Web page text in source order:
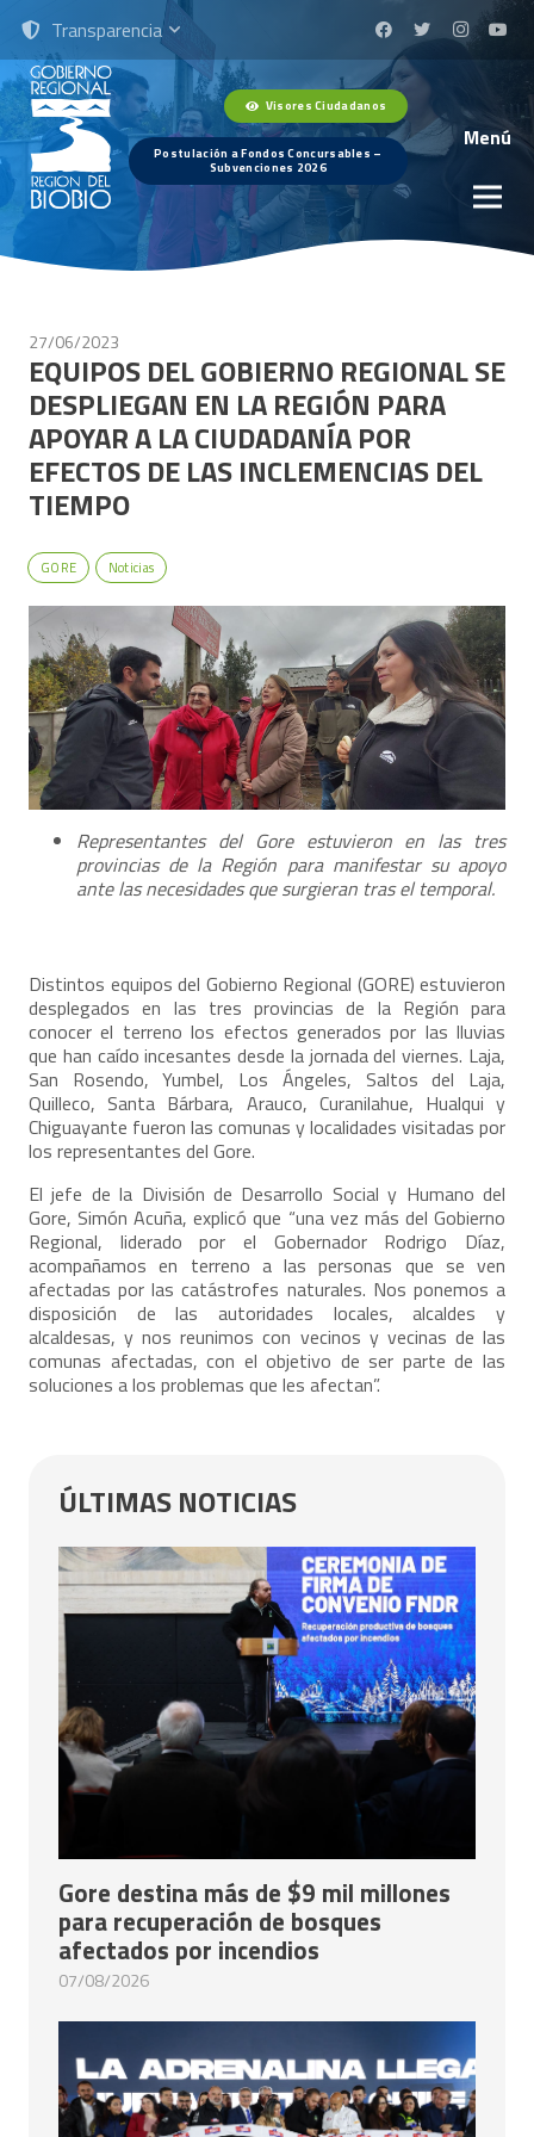
Transparencia
Visores Ciudadanos
Postulación a Fondos Concursables –
Subvenciones 2026
Menú
27/06/2023
EQUIPOS DEL GOBIERNO REGIONAL SE
DESPLIEGAN EN LA REGIÓN PARA
APOYAR A LA CIUDADANÍA POR
EFECTOS DE LAS INCLEMENCIAS DEL
TIEMPO
GORE Noticias
Representantes del Gore estuvieron en las tres
provincias de la Región para manifestar su apoyo
ante las necesidades que surgieran tras el temporal.
Distintos equipos del Gobierno Regional (GORE) estuvieron
desplegados en las tres provincias de la Región para
conocer el terreno los efectos generados por las lluvias
que han caído incesantes desde la jornada del viernes. Laja,
San Rosendo, Yumbel, Los Ángeles, Saltos del Laja,
Quilleco, Santa Bárbara, Arauco, Curanilahue, Hualqui y
Chiguayante fueron las comunas y localidades visitadas por
los representantes del Gore.
El jefe de la División de Desarrollo Social y Humano del
Gore, Simón Acuña, explicó que “una vez más del Gobierno
Regional, liderado por el Gobernador Rodrigo Díaz,
acompañamos en terreno a las personas que se ven
afectadas por las catástrofes naturales. Nos ponemos a
disposición de las autoridades locales, alcaldes y
alcaldesas, y nos reunimos con vecinos y vecinas de las
comunas afectadas, con el objetivo de ser parte de las
soluciones a los problemas que les afectan”.
ÚLTIMAS NOTICIAS
Gore destina más de $9 mil millones
para recuperación de bosques
afectados por incendios
07/08/2026